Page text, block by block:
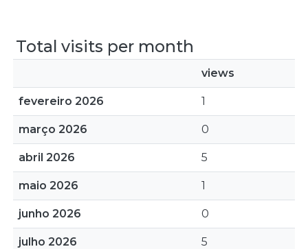
Total visits per month
views
fevereiro 2026 1
março 2026 0
abril 2026 5
maio 2026 1
junho 2026 0
julho 2026 5